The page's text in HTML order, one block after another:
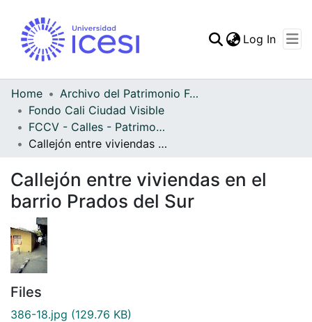
Log In
Home
Archivo del Patrimonio Fotográfico y Fílmico del Valle del Cauca
Fondo Cali Ciudad Visible
FCCV - Calles - Patrimonial
Callejón entre viviendas en el barrio Prados del Sur
Callejón entre viviendas en el
barrio Prados del Sur
Files
386-18.jpg (129.76 KB)